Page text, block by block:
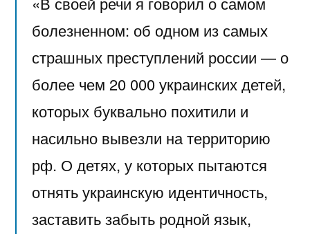
болезненном: об одном из самых
страшных преступлений россии — о
более чем 20 000 украинских детей,
которых буквально похитили и
насильно вывезли на территорию
рф. О детях, у которых пытаются
отнять украинскую идентичность,
заставить забыть родной язык,